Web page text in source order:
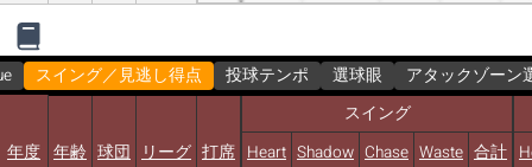
スイング／見逃し得点 投球テンポ 選球眼
アタックゾーン
スイング
年度 年齢 球団 リーグ 打席 Heart Shadow Chase Waste 合計